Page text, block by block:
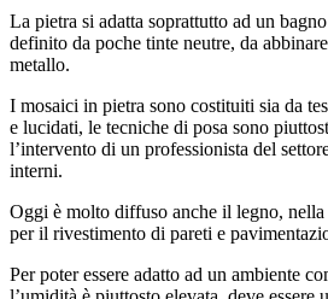
La pietra si adatta soprattutto ad un
definito da poche tinte neutre, da
metallo.
I mosaici in pietra sono costituiti sia da
e lucidati, le tecniche di posa sono
l’intervento di un professionista del
interni.
Oggi è molto diffuso anche il legno,
per il rivestimento di pareti e
Per poter essere adatto ad un ambiente